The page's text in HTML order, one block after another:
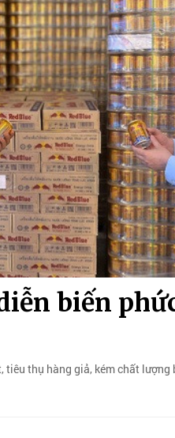
biến
thụ hàng giả, kém chất